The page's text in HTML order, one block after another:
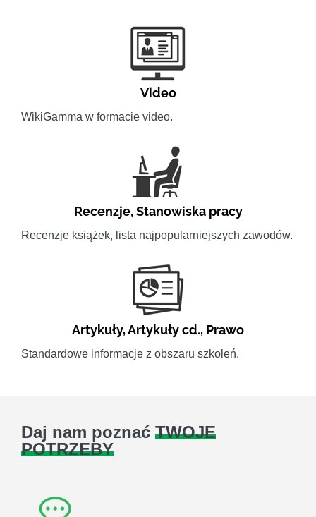
Video
WikiGamma w formacie video.
Recenzje,Stanowiska pracy
Recenzje książek, lista najpopularniejszych zawodów.
Artykuły,Artykuły cd., Prawo
Standardowe informacje z obszaru szkoleń.
Daj nam poznać TWOJE
POTRZEBY